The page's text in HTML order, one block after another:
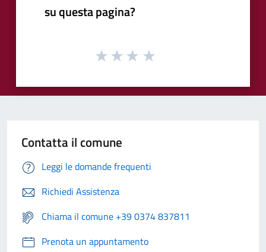
su questa pagina?
Contatta il comune
Leggi le domande frequenti
Richiedi Assistenza
Chiama il comune +39 0374 837811
Prenota un appuntamento